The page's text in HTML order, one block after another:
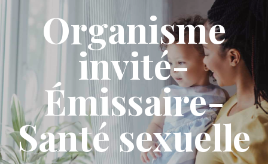
Organisme
invité-
Émissaire-
Santé sexuelle